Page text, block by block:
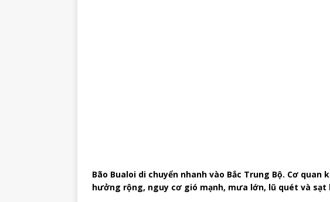
Bão Bualoi di chuyển nhanh vào Bắc Trung Bộ. Cơ
hưởng rộng, nguy cơ gió mạnh, mưa lớn, lũ quét và sạt